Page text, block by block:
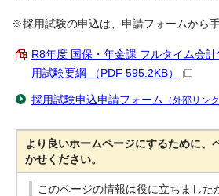
※採用試験の申込は、申請フォームから
R8年度 国保・年金課 フルタイム会
用試験要綱 （PDF 595.2KB）
採用試験申込申請フォーム （外部リンク
より良いホームページにするために、
かせください。
このページの情報は役に立ちました